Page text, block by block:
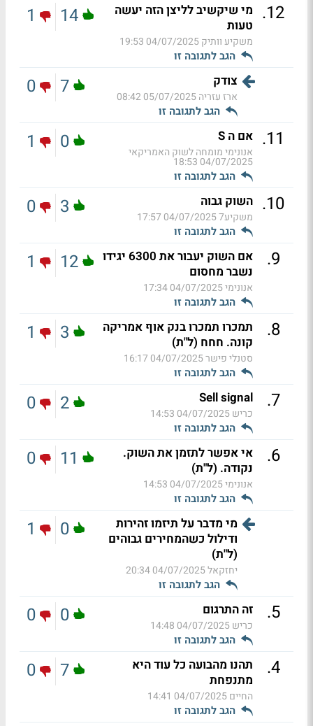
12
. מי שיקשיב לליצן הזה יעשה
טעות
משקיע וותיק04/07/2025 19:53
הגב לתגובה זו
14
1
צודק
ארז עזריה05/07/2025 08:42
הגב לתגובה זו
7
0
11
. אם ה S
אנונימי מומחה לשוק האמריקאי
04/07/2025 18:53
הגב לתגובה זו
0
1
10
. השוק גבוה
משקיע7 04/07/2025 17:57
הגב לתגובה זו
3
0
9
.
אם השוק יעבור את 6300 יגידו
נשבר מחסום
אנונימי04/07/2025 17:34
הגב לתגובה זו
12
1
8
.
תמכרו תמכרו בנק אוף אמריקה
קונה. חחח (ל"ת)
סטנלי פישר04/07/2025 16:17
הגב לתגובה זו
3
1
7
.
Sell signal
כריש04/07/2025 14:53
הגב לתגובה זו
2
0
6
.
אי אפשר לתזמן את השוק.
נקודה. (ל"ת)
אנונימי04/07/2025 14:53
הגב לתגובה זו
11
0
מי מדבר על תיזמו זהירות
ודילול כשהמחירים גבוהים
(ל"ת)
יחזקאל04/07/2025 20:34
הגב לתגובה זו
0
1
5
. זה התרגום
כריש04/07/2025 14:48
הגב לתגובה זו
0
0
4
.
תהנו מהבועה כל עוד היא
מתנפחת
החיים04/07/2025 14:41
הגב לתגובה זו
7
0